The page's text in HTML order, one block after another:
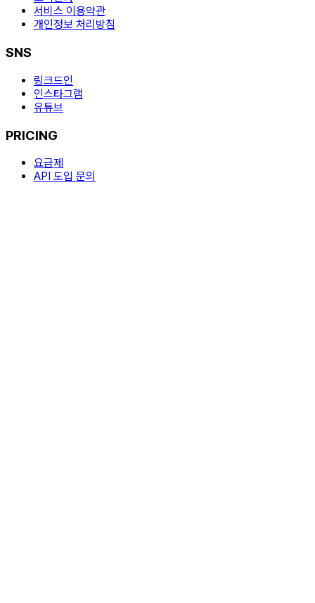
서비스 이용약관
개인정보 처리방침
SNS
링크드인
인스타그램
유튜브
PRICING
요금제
API 도입 문의